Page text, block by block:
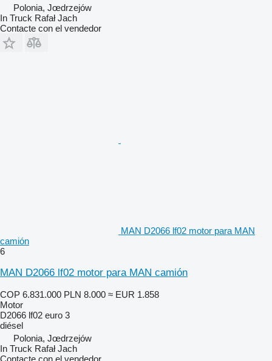
Polonia, Jœdrzejów
In Truck Rafał Jach
Contacte con el vendedor
MAN D2066 lf02 motor para MAN
camión
6
MAN D2066 lf02 motor para MAN camión
COP 6.831.000 PLN 8.000 ≈ EUR 1.858
Motor
D2066 lf02 euro 3
diésel
Polonia, Jœdrzejów
In Truck Rafał Jach
Contacte con el vendedor